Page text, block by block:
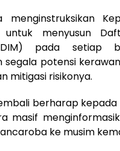
menginstruksikan
untuk menyusun
pada setiap
segala potensi
mitigasi risikonya.
berharap kepada
masif
ke musim